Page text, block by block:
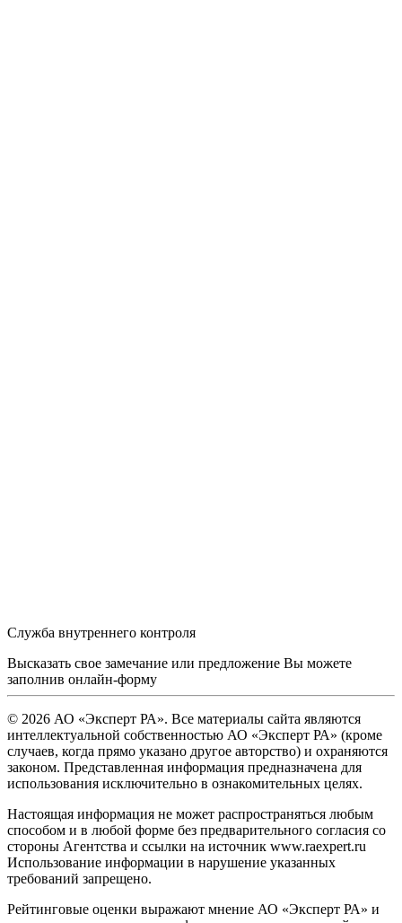
Служба внутреннего контроля
Высказать свое замечание или предложение Вы можете
заполнив онлайн-форму
© 2026 АО «Эксперт РА». Все материалы сайта являются
интеллектуальной собственностью АО «Эксперт РА» (кроме
случаев, когда прямо указано другое авторство) и охраняются
законом. Представленная информация предназначена для
использования исключительно в ознакомительных целях.
Настоящая информация не может распространяться любым
способом и в любой форме без предварительного согласия со
стороны Агентства и ссылки на источник www.raexpert.ru
Использование информации в нарушение указанных
требований запрещено.
Рейтинговые оценки выражают мнение АО «Эксперт РА» и